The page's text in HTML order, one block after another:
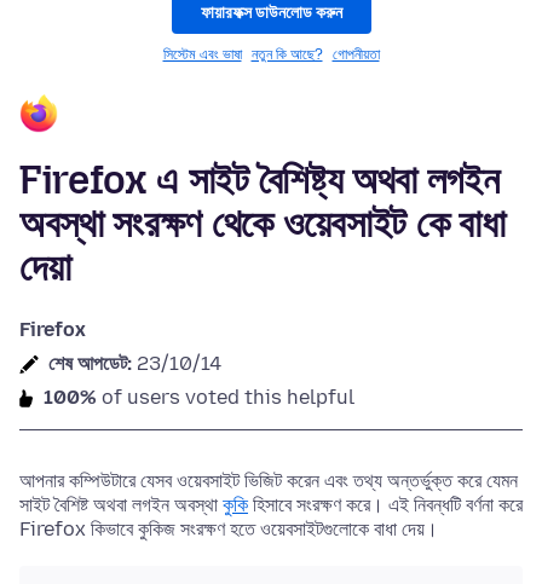
ফায়ারফক্স ডাউনলোড করুন
সিস্টেম এবং ভাষা নতুন কি আছে? গোপনীয়তা
Firefox এ সাইট বৈশিষ্ট্য অথবা লগইন
অবস্থা সংরক্ষণ থেকে ওয়েবসাইট কে বাধা
দেয়া
Firefox
শেষ আপডেট: 23/10/14
100% of users voted this helpful
আপনার কম্পিউটারে যেসব ওয়েবসাইট ভিজিট করেন এবং তথ্য অন্তর্ভুক্ত করে যেমন
সাইট বৈশিষ্ট অথবা লগইন অবস্থা কুকি হিসাবে সংরক্ষণ করে। এই নিবন্ধটি বর্ণনা করে
Firefox কিভাবে কুকিজ সংরক্ষণ হতে ওয়েবসাইটগুলোকে বাধা দেয়।